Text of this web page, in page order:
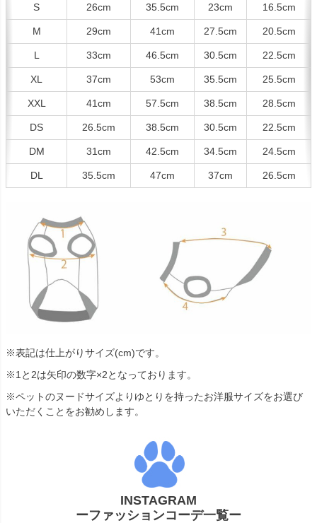
S 26cm 35.5cm 23cm 16.5cm
M 29cm 41cm 27.5cm 20.5cm
L 33cm 46.5cm 30.5cm 22.5cm
XL 37cm 53cm 35.5cm 25.5cm
XXL 41cm 57.5cm 38.5cm 28.5cm
DS 26.5cm 38.5cm 30.5cm 22.5cm
DM 31cm 42.5cm 34.5cm 24.5cm
DL 35.5cm 47cm 37cm 26.5cm
※表記は仕上がりサイズ(cm)です。
※1と2は矢印の数字×2となっております。
※ペットのヌードサイズよりゆとりを持ったお洋服サイズをお選び
いただくことをお勧めします。
INSTAGRAM
ーファッションコーデ一覧ー